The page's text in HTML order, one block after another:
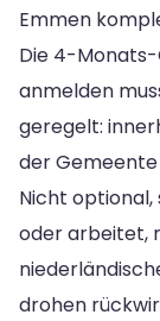
Emmen
Die 4-Monats-
anmelden
geregelt:
der Gemeente
Nicht optional,
oder arbeitet,
drohen